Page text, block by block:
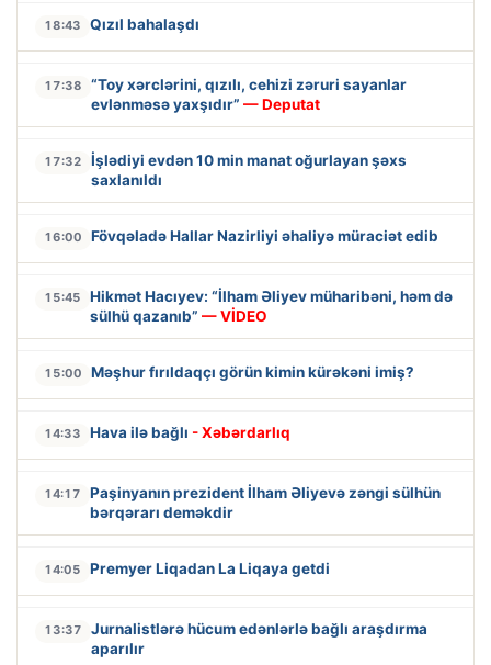
18:43 Qızıl bahalaşdı
17:38
“Toy xərclərini, qızılı, cehizi zəruri sayanlar
evlənməsə yaxşıdır” — Deputat
17:32
İşlədiyi evdən 10 min manat oğurlayan şəxs
saxlanıldı
16:00 Fövqəladə Hallar Nazirliyi əhaliyə müraciət edib
15:45
Hikmət Hacıyev: “İlham Əliyev müharibəni, həm də
sülhü qazanıb” — VİDEO
15:00 Məşhur fırıldaqçı görün kimin kürəkəni imiş?
14:33 Hava ilə bağlı - Xəbərdarlıq
14:17
Paşinyanın prezident İlham Əliyevə zəngi sülhün
bərqərarı deməkdir
14:05 Premyer Liqadan La Liqaya getdi
13:37
Jurnalistlərə hücum edənlərlə bağlı araşdırma
aparılır